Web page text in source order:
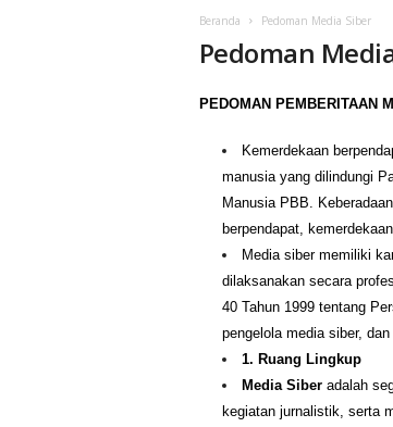
Beranda Pedoman Media Siber
Pedoman
PEDOMAN PEMBERITAAN
Kemerdekaan
manusia yang dilindungi
Manusia PBB.
berpendapat,
Media siber memiliki
dilaksanakan secara
40 Tahun 1999 tentang
pengelola media siber,
1. Ruang Lingkup
Media Siberadalah
kegiatan jurnalistik, serta